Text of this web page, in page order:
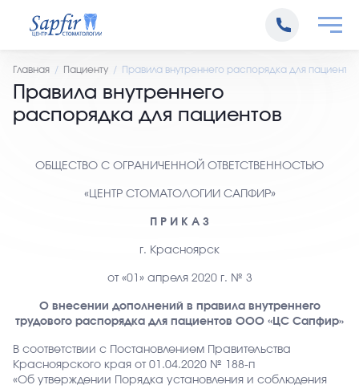
Главная Пациенту Правила внутреннего распорядка для пациентов
Правила внутреннего
распорядка для пациентов
ОБЩЕСТВО С ОГРАНИЧЕННОЙ ОТВЕТСТВЕННОСТЬЮ
«ЦЕНТР СТОМАТОЛОГИИ САПФИР»
П Р И К А З
г. Красноярск
от «01» апреля 2020 г. № 3
О внесении дополнений в правила внутреннего
трудового распорядка для пациентов ООО «ЦС Сапфир»
В соответствии с Постановлением Правительства
Красноярского края от 01.04.2020 № 188-п
«Об утверждении Порядка установления и соблюдения